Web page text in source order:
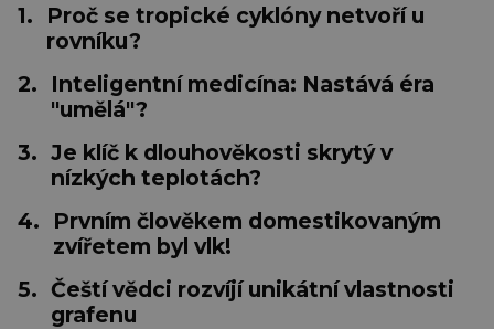
1.
Proč se tropické cyklóny netvoří u
rovníku?
2.
Inteligentní medicína: Nastává éra
"umělá"?
3. Je klíč k dlouhověkosti skrytý v
nízkých teplotách?
4.
Prvním člověkem domestikovaným
zvířetem byl vlk!
5. Čeští vědci rozvíjí unikátní vlastnosti
grafenu